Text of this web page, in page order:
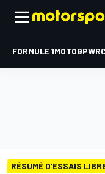
FORMULE 1MOTOGPWRC
RÉSUMÉ D'ESSAIS